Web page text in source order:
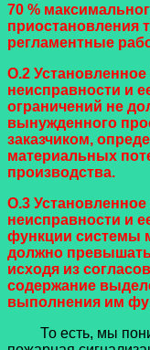
70 %
приостановления
регламентные
О.2
неисправности и
ограничений не
вынужденного
заказчиком,
материальных
производства.
О.3
неисправности и
функции системы
должно
исходя из
содержание
выполнения им
То есть, мы